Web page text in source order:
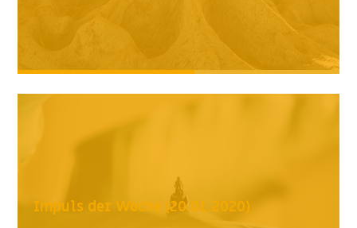
Impuls der Woche (20.01.2020)